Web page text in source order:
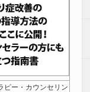
ピー・カウンセリン